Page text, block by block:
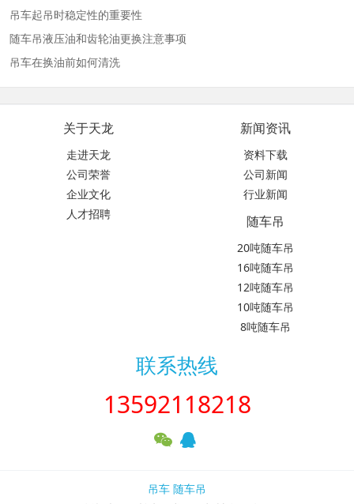
吊车起吊时稳定性的重要性
随车吊液压油和齿轮油更换注意事项
吊车在换油前如何清洗
关于天龙
走进天龙
公司荣誉
企业文化
人才招聘
新闻资讯
资料下载
公司新闻
行业新闻
随车吊
20吨随车吊
16吨随车吊
12吨随车吊
10吨随车吊
8吨随车吊
联系热线
13592118218
吊车 随车吊